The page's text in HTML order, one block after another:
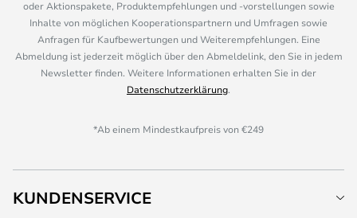
oder Aktionspakete, Produktempfehlungen und -vorstellungen sowie
Inhalte von möglichen Kooperationspartnern und Umfragen sowie
Anfragen für Kaufbewertungen und Weiterempfehlungen. Eine
Abmeldung ist jederzeit möglich über den Abmeldelink, den Sie in jedem
Newsletter finden. Weitere Informationen erhalten Sie in der
Datenschutzerklärung.
*Ab einem Mindestkaufpreis von €249
KUNDENSERVICE